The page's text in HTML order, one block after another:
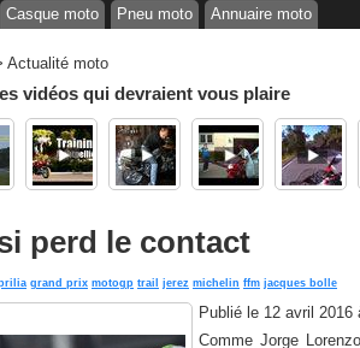
Casque moto Pneu moto Annuaire moto
Actualité moto
vidéos qui devraient vous plaire
perd le contact
grand prix motogp trail jerez michelin ffm jacques bolle
Publié le 12 avril 2016
Comme Jorge